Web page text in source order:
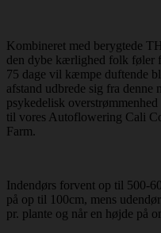
Kombineret med berygtede
den dybe kærlighed folk føler
75 dage vil kæmpe duftende
afstand udbrede sig fra
psykedelisk
til vores Autoflowering Cali
Farm.
Indendørs forvent op til 500-
på op til 100cm, mens
pr. plante og når en højde på